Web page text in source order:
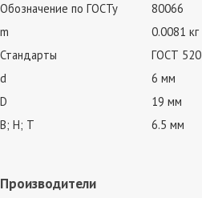
Обозначение по ГОСТу
80066
m
0.0081 кг
Стандарты
ГОСТ
d
6 мм
D
19 мм
В; Н; Т
6.5 мм
Производители